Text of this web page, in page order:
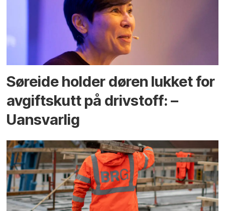
Søreide holder døren lukket for
avgiftskutt på drivstoff: –
Uansvarlig